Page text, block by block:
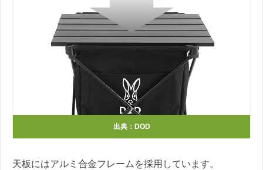
出典：DOD
天板にはアルミ合金フレームを採用しています。